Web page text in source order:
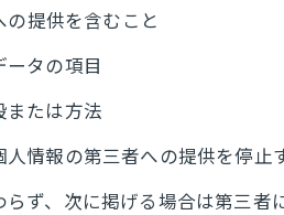
提供を含むこと
タの項目
または方法
情報の第三者への提供を停止
ず、次に掲げる場合は第三者